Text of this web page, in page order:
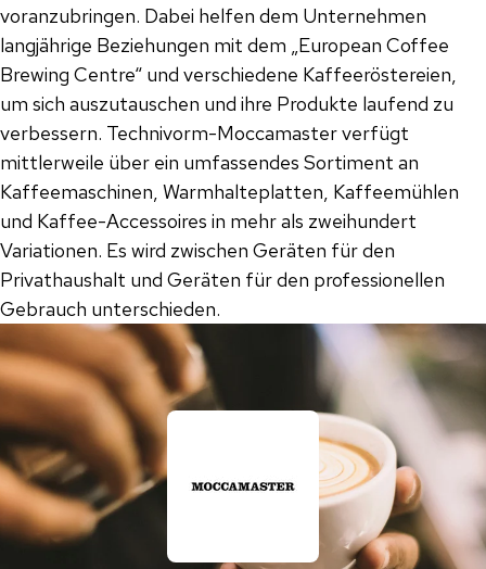
voranzubringen. Dabei helfen dem Unternehmen
langjährige Beziehungen mit dem „European Coffee
Brewing Centre“ und verschiedene Kaffeeröstereien,
um sich auszutauschen und ihre Produkte laufend zu
verbessern. Technivorm-Moccamaster verfügt
mittlerweile über ein umfassendes Sortiment an
Kaffeemaschinen, Warmhalteplatten, Kaffeemühlen
und Kaffee-Accessoires in mehr als zweihundert
Variationen. Es wird zwischen Geräten für den
Privathaushalt und Geräten für den professionellen
Gebrauch unterschieden.